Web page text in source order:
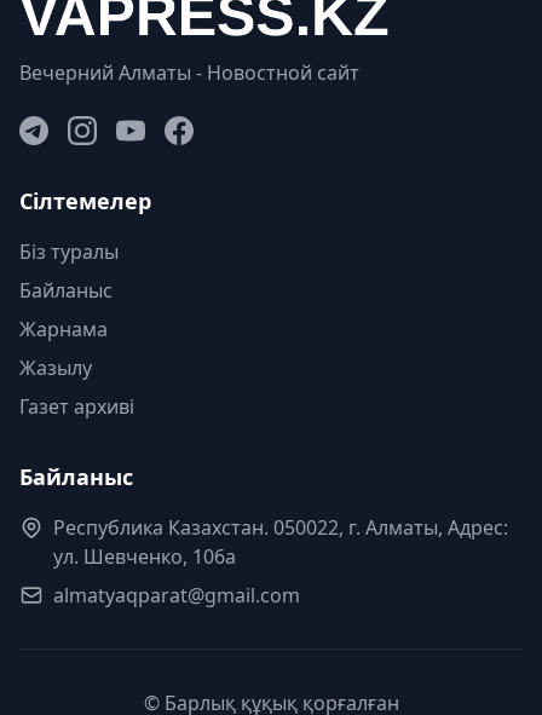
Вечерний Алматы - Новостной сайт
Сілтемелер
Біз туралы
Байланыс
Жарнама
Жазылу
Газет архиві
Байланыс
Республика Казахстан. 050022, г. Алматы, Адрес:
ул. Шевченко, 106а
almatyaqparat@gmail.com
© Барлық құқық қорғалған